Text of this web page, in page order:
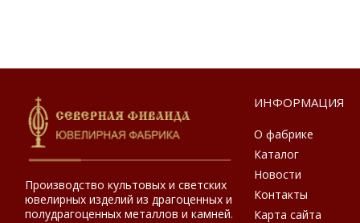
Производство культовых и светских
ювелирных изделий из драгоценных и
полудрагоценных металлов и камней.
ИНФОРМАЦИЯ
О фабрике
Каталог
Новости
Контакты
Карта сайта